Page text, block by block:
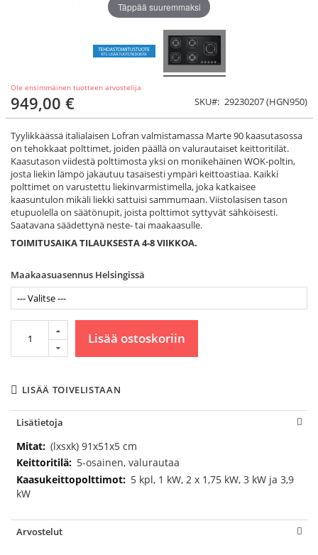
Ole ensimmäinen tuotteen arvostelija
949,00 € SKU 29230207 (HGN950)
Tyylikkäässä italialaisen Lofran valmistamassa Marte 90 kaasutasossa
on tehokkaat polttimet, joiden päällä on valurautaiset keittoritilät.
Kaasutason viidestä polttimosta yksi on monikehäinen WOK-poltin,
josta liekin lämpö jakautuu tasaisesti ympäri keittoastiaa. Kaikki
polttimet on varustettu liekinvarmistimella, joka katkaisee
kaasuntulon mikäli liekki sattuisi sammumaan. Viistolasisen tason
etupuolella on säätönupit, joista polttimot syttyvät sähköisesti.
Saatavana säädettynä neste- tai maakaasulle.
TOIMITUSAIKA TILAUKSESTA 4-8 VIIKKOA.
Maakaasuasennus Helsingissä
Lisää ostoskoriin
LISÄÄ TOIVELISTAAN
Täppää suuremmaksi
Lisätietoja
Lisätietoja(lxsxk) 91x51x5 cm
5-osainen, valurautaa
5 kpl, 1 kW, 2 x 1,75 kW, 3 kW ja 3,9
kW
Arvostelut